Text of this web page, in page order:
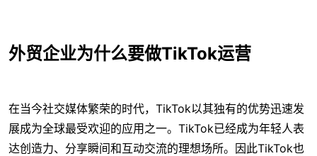
外贸企业为什么要做TikTok运营
在当今社交媒体繁荣的时代，TikTok以其独有的优势迅速发
展成为全球最受欢迎的应用之一。TikTok已经成为年轻人表
达创造力、分享瞬间和互动交流的理想场所。因此TikTok也